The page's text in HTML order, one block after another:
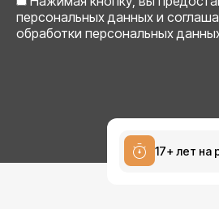
персональных данных и
обработки персональных
17+ лет на